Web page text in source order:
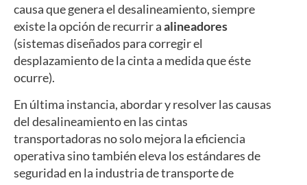
causa que genera el desalineamiento, siempre
existe la opción de recurrir aalineadores
(sistemas diseñados para corregir el
desplazamiento de la cinta a medida que éste
ocurre).
En última instancia, abordar y resolver las causas
del desalineamiento en las cintas
transportadoras no solo mejora la eficiencia
operativa sino también eleva los estándares de
seguridad en la industria de transporte de